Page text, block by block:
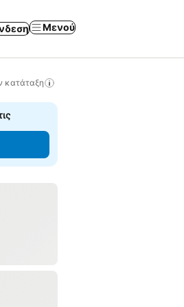
Μενού
κατάταξη